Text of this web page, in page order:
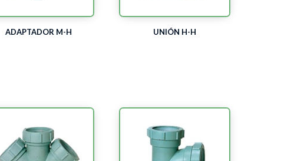
ADAPTADOR M-H UNIÓN H-H